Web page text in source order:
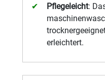
Pflegeleicht:
erleichtert.